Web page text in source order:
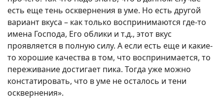
есть еще тень осквернения в уме. Но есть другой
вариант вкуса – как только воспринимаются где-то
имена Господа, Его облики и т.д., этот вкус
проявляется в полную силу. А если есть еще и какие-
то хорошие качества в том, что воспринимается, то
переживание достигает пика. Тогда уже можно
констатировать, что в уме не осталось и тени
осквернения».